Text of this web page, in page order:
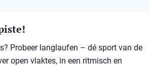
Probeer langlaufen – dé sport van de
open vlaktes, in een ritmisch en